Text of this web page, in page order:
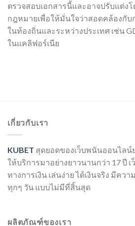
ตรวจสอบเอกสารนี้และอาจปรับแต่ง
กฎหมายเพื่อให้มั่นใจว่าสอดคล้องกั
ในท้องถิ่นและระหว่างประเทศ เช่น
ในแคลิฟอร์เนีย
เกี่ยวกับเรา
KUBET สุดยอดของเว็บพนันออนไลน์
ให้บริการมาอย่างยาวนานกว่า 17 ปี
ทางการเงิน เล่นง่าย ได้เงินจริง มีค
ทุกๆ วัน แบบไม่มีที่สิ้นสุด
ผลิตภัณฑ์ของเรา